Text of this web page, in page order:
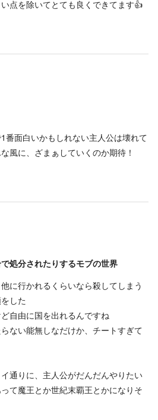
点を除いてとても良くできてます👍️
番面白いかもしれない主人公は壊れて
風に、ざまぁしていくのか期待！
処分されたりするモブの世界
に行かれるくらいなら殺してしまう
した
自由に国を出れるんですね
ない能無しなだけか、チートすぎて
通りに、主人公がだんだんやりたい
て魔王とか世紀末覇王とかになりそ